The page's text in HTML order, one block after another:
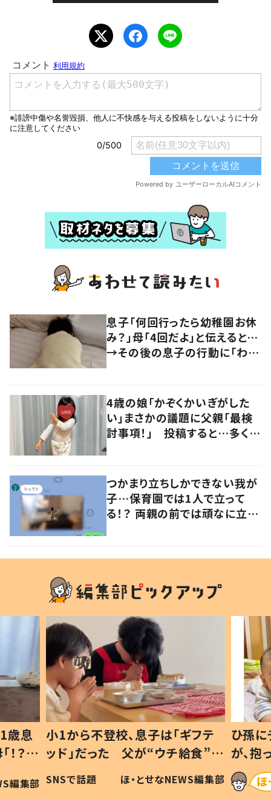
息子「何回行ったら幼稚園お休
み？」母「4回だよ」と伝えると…
→その後の息子の行動に「わか
4歳の娘「かぞくかいぎがした
い」まさかの議題に父親「最検
討事項！」 投稿すると…多くの
つかまり立ちしかできない我が
子…保育園では1人で立って
る！？ 両親の前では頑なに立た
歳息
？」
編集部
小1から不登校、息子は「ギフテ
ッド」だった 父が“ウチ給食”を
作り続ける理由とは #令和の親
#令和の子
SNSで話題 ほ・とせなNEWS編集部
ひ孫
が、
「涙が
い」